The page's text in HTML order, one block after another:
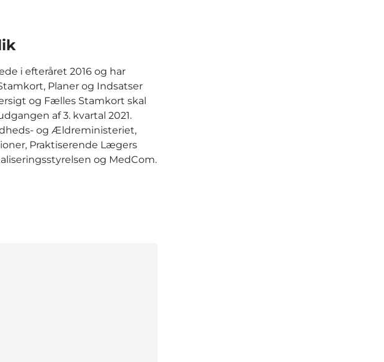
i efteråret 2016 og har
Planer og Indsatser
og Fælles Stamkort skal
af 3. kvartal 2021.
og Ældreministeriet,
Praktiserende Lægers
og MedCom.